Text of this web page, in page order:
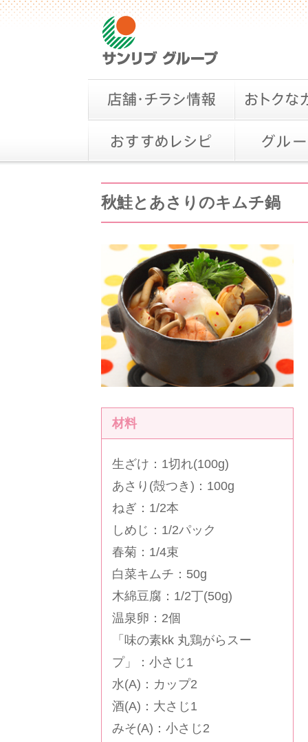
秋鮭とあさりのキムチ鍋
材料
生ざけ：1切れ(100g)
あさり(殻つき)：100g
ねぎ：1/2本
しめじ：1/2パック
春菊：1/4束
白菜キムチ：50g
木綿豆腐：1/2丁(50g)
温泉卵：2個
「味の素kk 丸鶏がらスー
プ」：小さじ1
水(A)：カップ2
酒(A)：大さじ1
みそ(A)：小さじ2